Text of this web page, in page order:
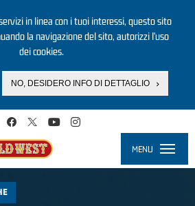
in linea con i tuoi interessi, questo sito
la navigazione del sito, autorizzi l’uso
dei cookies.
NO, DESIDERO INFO DI DETTAGLIO
MENU